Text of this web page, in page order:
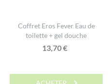
Coffret Eros Fever Eau de
toilette + gel douche
13,70€